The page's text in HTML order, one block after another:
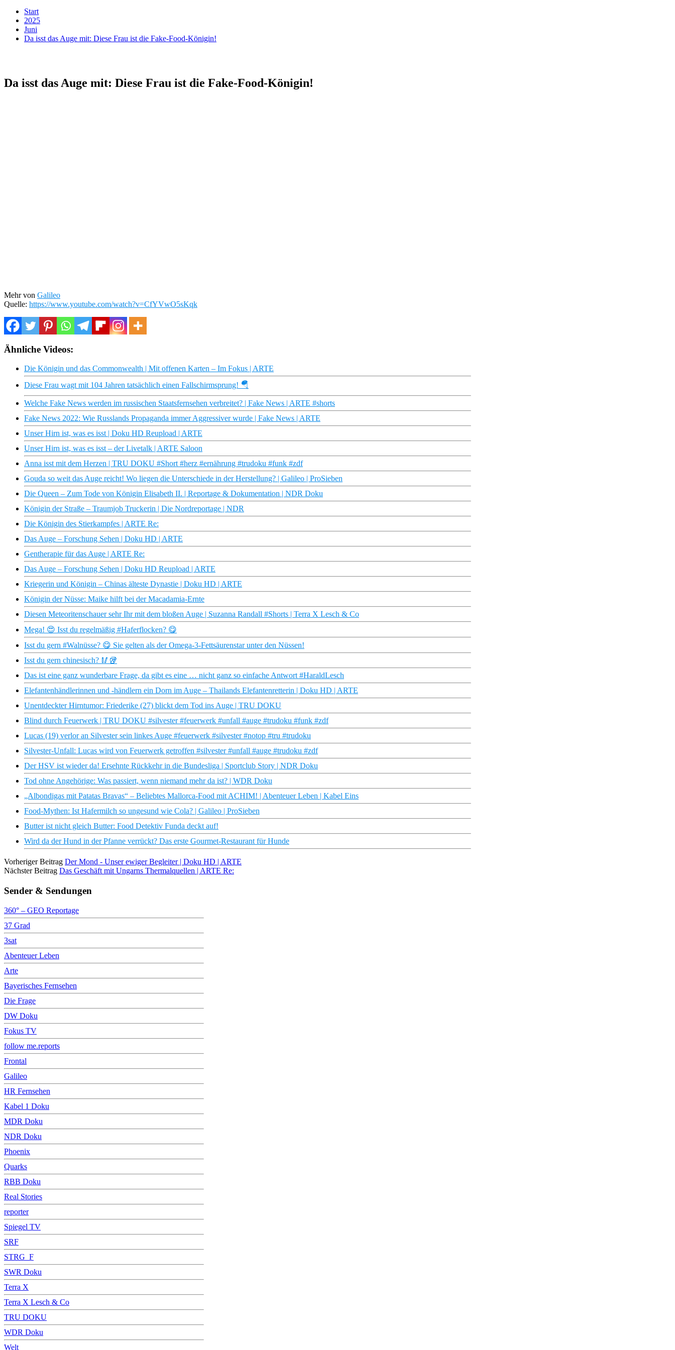
Start
2025
Juni
Da isst das Auge mit: Diese Frau ist die Fake-Food-Königin!
Da isst das Auge mit: Diese Frau ist die Fake-Food-Königin!
Mehr von Galileo
Quelle: https://www.youtube.com/watch?v=CfYVwO5sKqk
Ähnliche Videos:
Die Königin und das Commonwealth | Mit offenen Karten – Im Fokus | ARTE
Diese Frau wagt mit 104 Jahren tatsächlich einen Fallschirmsprung! 🪂
Welche Fake News werden im russischen Staatsfernsehen verbreitet? | Fake News | ARTE #shorts
Fake News 2022: Wie Russlands Propaganda immer Aggressiver wurde | Fake News | ARTE
Unser Hirn ist, was es isst | Doku HD Reupload | ARTE
Unser Hirn ist, was es isst – der Livetalk | ARTE Saloon
Anna isst mit dem Herzen | TRU DOKU #Short #herz #ernährung #trudoku #funk #zdf
Gouda so weit das Auge reicht! Wo liegen die Unterschiede in der Herstellung? | Galileo | ProSieben
Die Queen – Zum Tode von Königin Elisabeth II. | Reportage & Dokumentation | NDR Doku
Königin der Straße – Traumjob Truckerin | Die Nordreportage | NDR
Die Königin des Stierkampfes | ARTE Re:
Das Auge – Forschung Sehen | Doku HD | ARTE
Gentherapie für das Auge | ARTE Re:
Das Auge – Forschung Sehen | Doku HD Reupload | ARTE
Kriegerin und Königin – Chinas älteste Dynastie | Doku HD | ARTE
Königin der Nüsse: Maike hilft bei der Macadamia-Ernte
Diesen Meteoritenschauer sehr Ihr mit dem bloßen Auge | Suzanna Randall #Shorts | Terra X Lesch & Co
Mega! 😍 Isst du regelmäßig #Haferflocken? 😋
Isst du gern #Walnüsse? 😋 Sie gelten als der Omega-3-Fettsäurenstar unter den Nüssen!
Isst du gern chinesisch? 🥢🥡
Das ist eine ganz wunderbare Frage, da gibt es eine … nicht ganz so einfache Antwort #HaraldLesch
Elefantenhändlerinnen und -händlern ein Dorn im Auge – Thailands Elefantenretterin | Doku HD | ARTE
Unentdeckter Hirntumor: Friederike (27) blickt dem Tod ins Auge | TRU DOKU
Blind durch Feuerwerk | TRU DOKU #silvester #feuerwerk #unfall #auge #trudoku #funk #zdf
Lucas (19) verlor an Silvester sein linkes Auge #feuerwerk #silvester #notop #tru #trudoku
Silvester-Unfall: Lucas wird von Feuerwerk getroffen #silvester #unfall #auge #trudoku #zdf
Der HSV ist wieder da! Ersehnte Rückkehr in die Bundesliga | Sportclub Story | NDR Doku
Tod ohne Angehörige: Was passiert, wenn niemand mehr da ist? | WDR Doku
„Albondigas mit Patatas Bravas“ – Beliebtes Mallorca-Food mit ACHIM! | Abenteuer Leben | Kabel Eins
Food-Mythen: Ist Hafermilch so ungesund wie Cola? | Galileo | ProSieben
Butter ist nicht gleich Butter: Food Detektiv Funda deckt auf!
Wird da der Hund in der Pfanne verrückt? Das erste Gourmet-Restaurant für Hunde
Vorheriger Beitrag Der Mond - Unser ewiger Begleiter | Doku HD | ARTE
Nächster Beitrag Das Geschäft mit Ungarns Thermalquellen | ARTE Re:
Sender & Sendungen
360° – GEO Reportage
37 Grad
3sat
Abenteuer Leben
Arte
Bayerisches Fernsehen
Die Frage
DW Doku
Fokus TV
follow me.reports
Frontal
Galileo
HR Fernsehen
Kabel 1 Doku
MDR Doku
NDR Doku
Phoenix
Quarks
RBB Doku
Real Stories
reporter
Spiegel TV
SRF
STRG_F
SWR Doku
Terra X
Terra X Lesch & Co
TRU DOKU
WDR Doku
Welt